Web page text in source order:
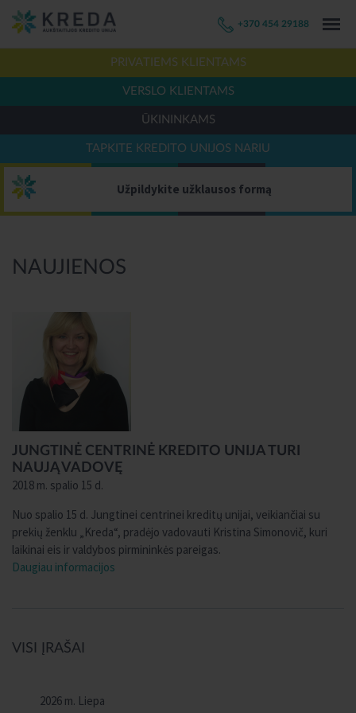
+370 454 29188
PRIVATIEMS KLIENTAMS
VERSLO KLIENTAMS
ŪKININKAMS
TAPKITE KREDITO UNIJOS NARIU
Užpildykite užklausos formą
NAUJIENOS
JUNGTINĖ CENTRINĖ KREDITO UNIJA TURI
NAUJĄ VADOVĘ
2018 m. spalio 15 d.
Nuo spalio 15 d. Jungtinei centrinei kreditų unijai, veikiančiai su
prekių ženklu „Kreda“, pradėjo vadovauti Kristina Simonovič, kuri
laikinai eis ir valdybos pirmininkės pareigas.
Daugiau informacijos
VISI ĮRAŠAI
2026 m. Liepa